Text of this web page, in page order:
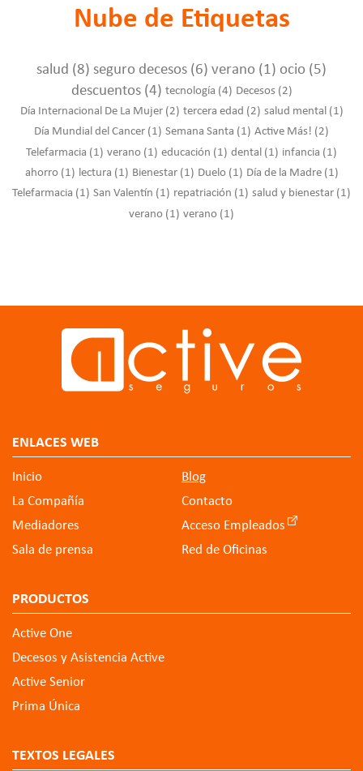
Nube de Etiquetas
salud (8) seguro decesos (6) verano (1) ocio (5)
descuentos (4) tecnología (4) Decesos (2)
Día Internacional De La Mujer (2) tercera edad (2) salud mental (1)
Día Mundial del Cancer (1) Semana Santa (1) Active Más! (2)
Telefarmacia (1) verano (1) educación (1) dental (1) infancia (1)
ahorro (1) lectura (1) Bienestar (1) Duelo (1) Día de la Madre (1)
Telefarmacia (1) San Valentín (1) repatriación (1) salud y bienestar (1)
verano (1) verano (1)
ENLACES WEB
Inicio
La Compañía
Mediadores
Sala de prensa
Blog
Contacto
Acceso Empleados
Red de Oficinas
PRODUCTOS
Active One
Decesos y Asistencia Active
Active Senior
Prima Única
TEXTOS LEGALES